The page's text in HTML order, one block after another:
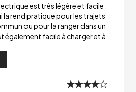
est très légère et facile
la rend pratique pour les trajets
ou pour la ranger dans un
également facile à charger et à